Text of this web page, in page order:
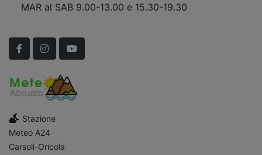
MAR al SAB 9.00-13.00 e 15.30-19.30
FacebookInstagramYouTube
Stazione
Meteo A24
Carsoli-Oricola